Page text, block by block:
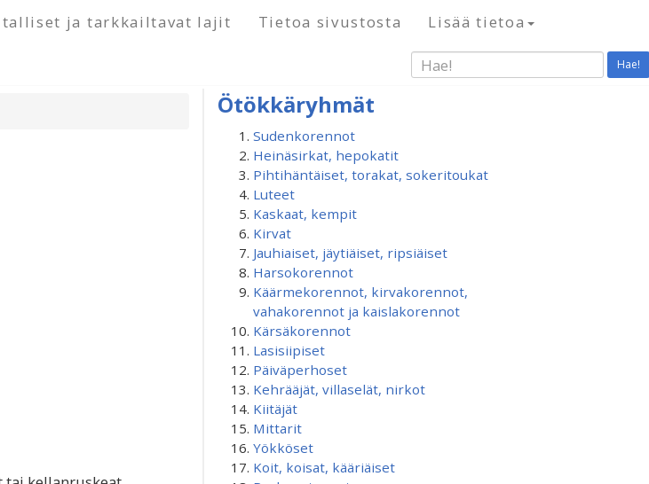
ja tarkkailtavat lajit Tietoa sivustosta Lisää tietoa
Hae!
Ötökkäryhmät
Sudenkorennot
Heinäsirkat, hepokatit
Pihtihäntäiset, torakat, sokeritoukat
Luteet
Kaskaat, kempit
Kirvat
Jauhiaiset, jäytiäiset, ripsiäiset
Harsokorennot
Käärmekorennot, kirvakorennot,
vahakorennot ja kaislakorennot
Kärsäkorennot
Lasisiipiset
Päiväperhoset
Kehrääjät, villaselät, nirkot
Kiitäjät
Mittarit
Yökköset
Koit, koisat, kääriäiset